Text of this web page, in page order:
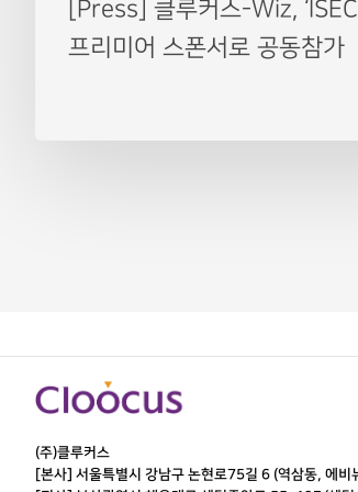
[Press] 클루커스-Wiz,
프리미어 스폰서로 공동참가
(주)클루커스
[본사] 서울특별시 강남구 논현로75길 6 (역삼동, 에비